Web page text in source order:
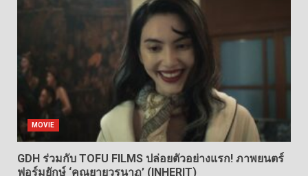
MOVIE
GDH ร่วมกับ TOFU FILMS ปล่อยตัวอย่างแรก! ภาพยนตร์
ฟอร์มยักษ์ ‘คุณยายวรนาฏ’ (INHERIT)